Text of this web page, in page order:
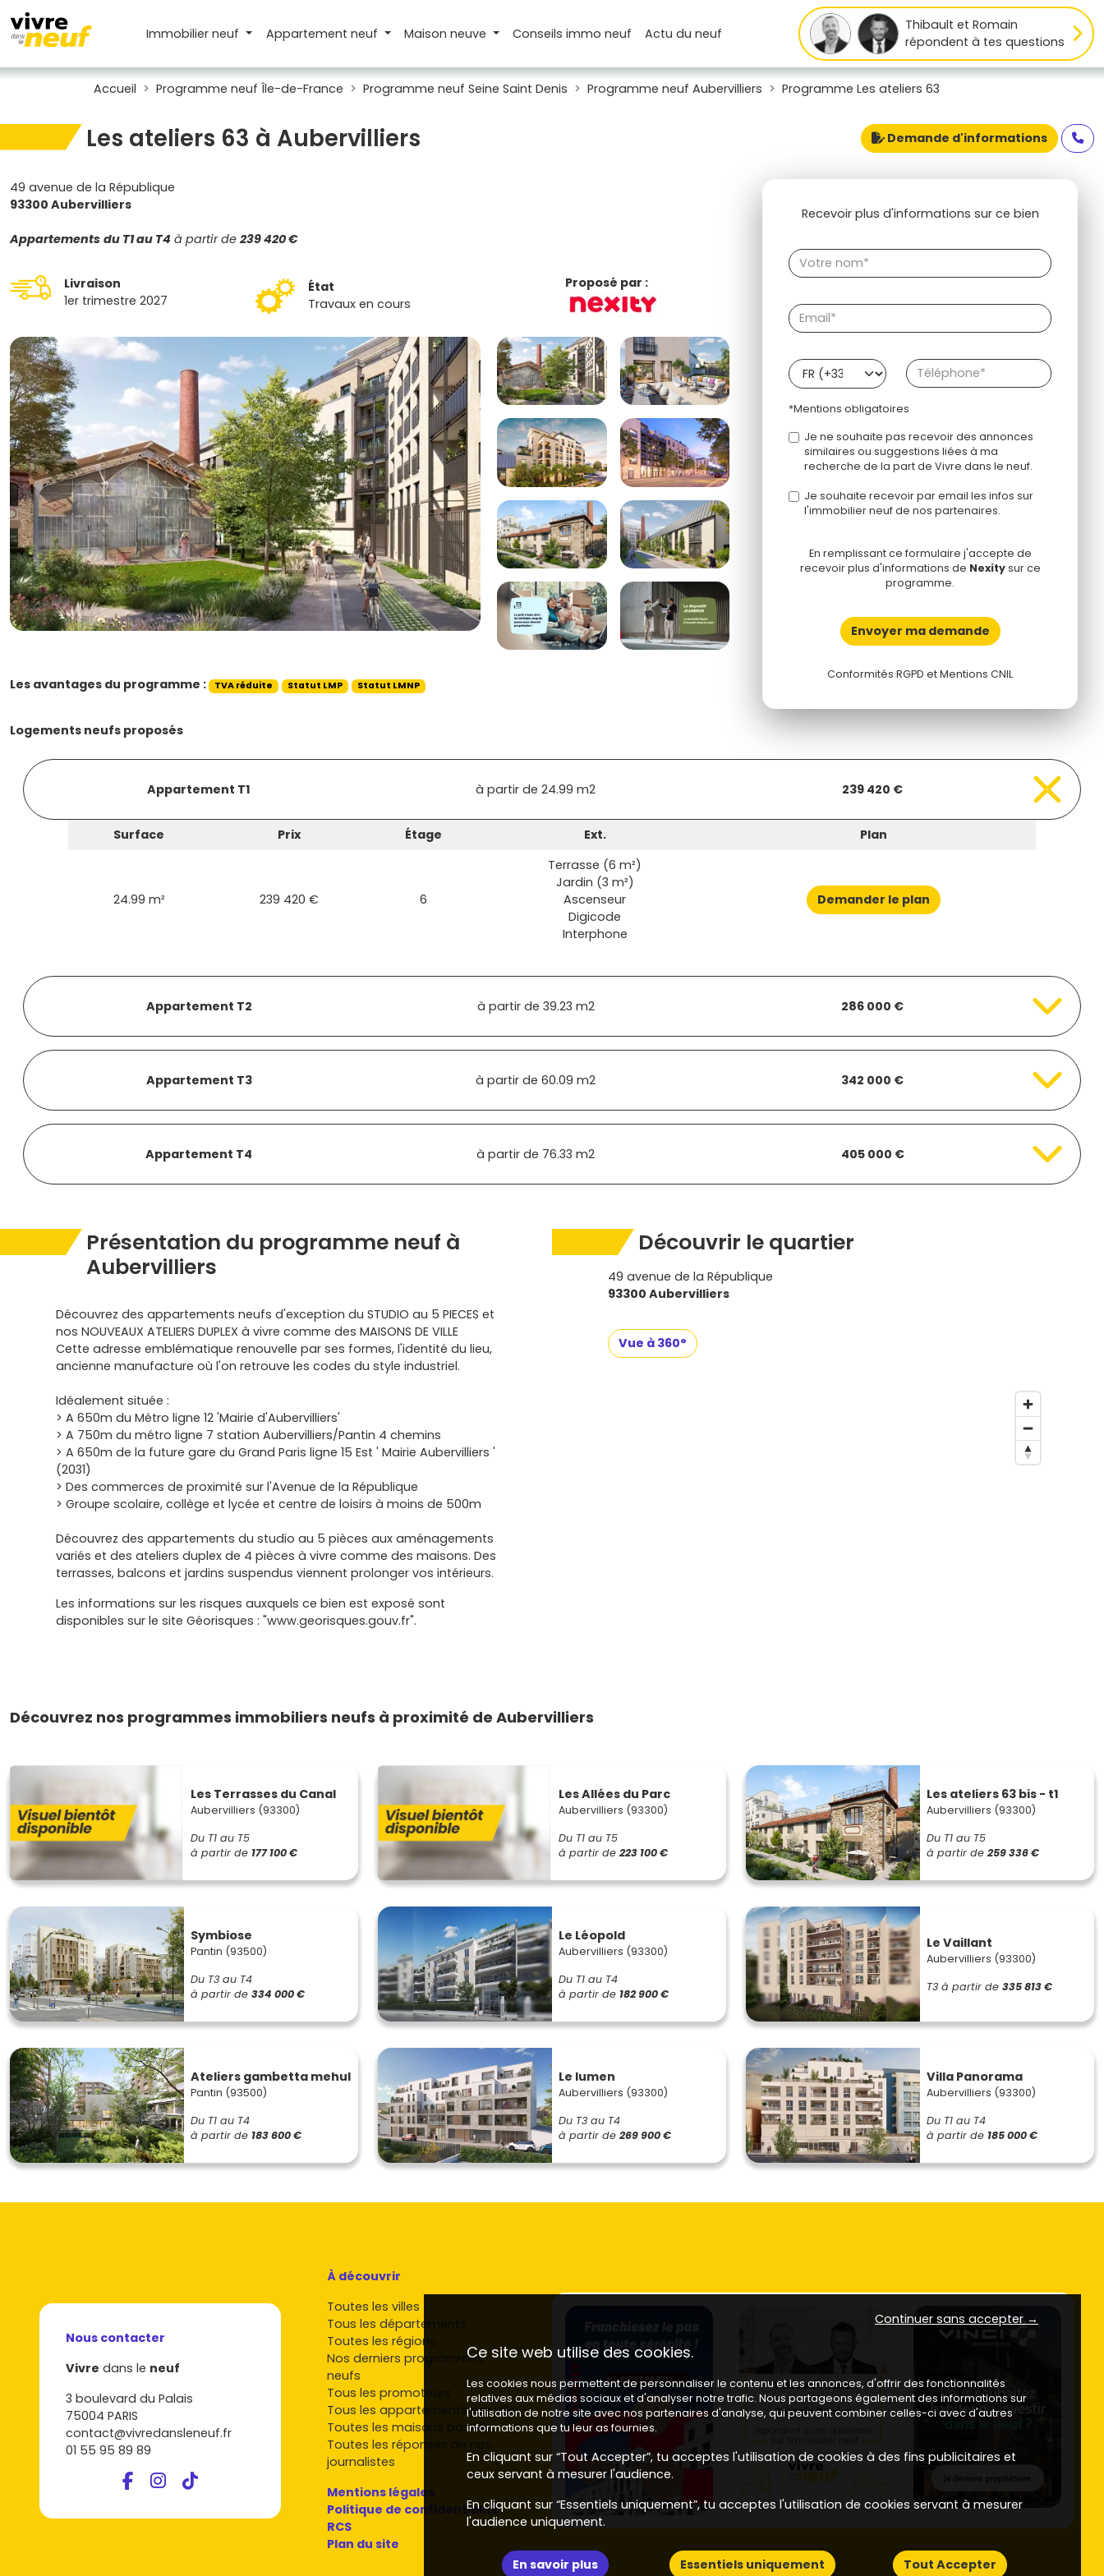
Immobilier neuf Appartement neuf Maison neuve Conseilsimmo neuf Actudu neuf
Thibault et Romain
répondent à tes questions
Accueil Programme neuf Île-de-France Programme neuf Seine Saint Denis Programme neuf Aubervilliers Programme Les ateliers 63
Les ateliers 63 à Aubervilliers Demande d'informations
49 avenue de la République
93300 Aubervilliers
Appartements du T1 au T4 à partir de 239 420 €
Livraison
1er trimestre 2027
État
Travaux en cours
Proposé par :
Les avantages du programme : TVA réduite Statut LMP Statut LMNP
Recevoir plus d'informations sur ce bien
*Mentions obligatoires
Je ne souhaite pas recevoir des annonces
similaires ou suggestions liées à ma
recherche de la part de Vivre dans le neuf.
Je souhaite recevoir par email les infos sur
l'immobilier neuf de nos partenaires.
En remplissant ce formulaire j'accepte de
recevoir plus d'informations de Nexitysur ce
programme.
Envoyer ma demande
Conformités RGPD et Mentions CNIL
Logements neufs proposés
Appartement T1 à partir de 24.99 m2 239 420 €
Surface Prix Étage Ext. Plan
24.99 m² 239 420 € 6
Terrasse (6 m²)
Jardin (3 m²)
Ascenseur
Digicode
Interphone
Demander le plan
Appartement T2 à partir de 39.23 m2 286 000 €
Appartement T3 à partir de 60.09 m2 342 000 €
Appartement T4 à partir de 76.33 m2 405 000 €
Présentation du programme neuf à
Aubervilliers
Découvrez des appartements neufs d'exception du STUDIO au 5 PIECES et
nos NOUVEAUX ATELIERS DUPLEX à vivre comme des MAISONS DE VILLE
Cette adresse emblématique renouvelle par ses formes, l'identité du lieu,
ancienne manufacture où l'on retrouve les codes du style industriel.
Idéalement située :
> A 650m du Métro ligne 12 'Mairie d'Aubervilliers'
> A 750m du métro ligne 7 station Aubervilliers/Pantin 4 chemins
> A 650m de la future gare du Grand Paris ligne 15 Est ' Mairie Aubervilliers '
(2031)
> Des commerces de proximité sur l'Avenue de la République
> Groupe scolaire, collège et lycée et centre de loisirs à moins de 500m
Découvrez des appartements du studio au 5 pièces aux aménagements
variés et des ateliers duplex de 4 pièces à vivre comme des maisons. Des
terrasses, balcons et jardins suspendus viennent prolonger vos intérieurs.
Les informations sur les risques auxquels ce bien est exposé sont
disponibles sur le site Géorisques : "www.georisques.gouv.fr".
Découvrir le quartier
49 avenue de la République
93300 Aubervilliers
Vue à 360°
Découvrez nos programmes immobiliers neufs à proximité de Aubervilliers
Les Terrasses du Canal
Aubervilliers (93300)
Du T1 au T5
à partir de 177 100 €
Les Allées du Parc
Aubervilliers (93300)
Du T1 au T5
à partir de 223 100 €
Les ateliers 63 bis - t1
Aubervilliers (93300)
Du T1 au T5
à partir de 259 336 €
Symbiose
Pantin (93500)
Du T3 au T4
à partir de 334 000 €
Le Léopold
Aubervilliers (93300)
Du T1 au T4
à partir de 182 900 €
Le Vaillant
Aubervilliers (93300)
T3 à partir de 335 813 €
Ateliers gambetta mehul
Pantin (93500)
Du T1 au T4
à partir de 183 600 €
Le lumen
Aubervilliers (93300)
Du T3 au T4
à partir de 269 900 €
Villa Panorama
Aubervilliers (93300)
Du T1 au T4
à partir de 185 000 €
Nous contacter
Vivre dans le neuf
3 boulevard du Palais
75004 PARIS
contact@vivredansleneuf.fr
01 55 95 89 89
À découvrir
Toutes les villes
Tous les départements
Toutes les régions
Nos derniers programmes
neufs
Tous les promoteurs
Tous les appartements par ville
Toutes les maisons par ville
Toutes les réponses de nos
journalistes
Mentions légales
Politique de confidentialité
RCS
Plan du site
Continuer sans accepter →
Ce site web utilise des cookies.
Les cookies nous permettent de personnaliser le contenu et les annonces, d'offrir des fonctionnalités
relatives aux médias sociaux et d'analyser notre trafic. Nous partageons également des informations sur
l'utilisation de notre site avec nos partenaires d'analyse, qui peuvent combiner celles-ci avec d'autres
informations que tu leur as fournies.
En cliquant sur “Tout Accepter”, tu acceptes l'utilisation de cookies à des fins publicitaires et
ceux servant à mesurer l'audience.
En cliquant sur “Essentiels uniquement”, tu acceptes l'utilisation de cookies servant à mesurer
l'audience uniquement.
En savoir plus Essentiels uniquement Tout Accepter